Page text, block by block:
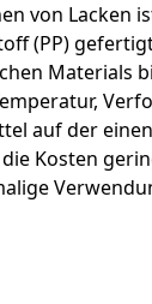
von Lacken
(PP)
Materials
auf der
Kosten